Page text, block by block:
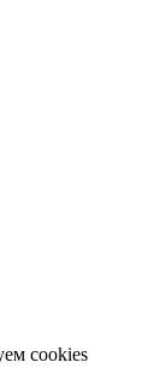
cookies